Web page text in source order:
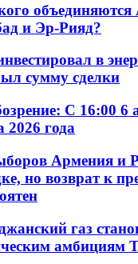
объединяются
и Эр-Рияд?
в
сумму сделки
С 16:00 6
2026 года
Армения и
но возврат к
газ
амбициям